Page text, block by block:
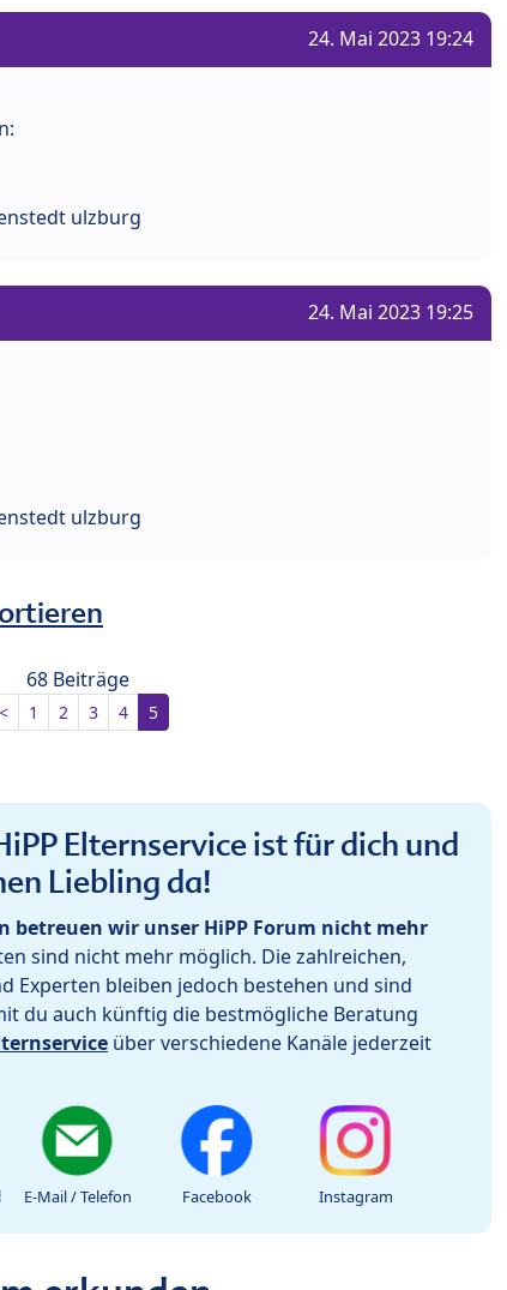
24. Mai 2023 19:24
ulzburg
24. Mai 2023 19:25
ulzburg
68 Beiträge
< 1 2 3 4 5
Elternservice ist für dich und
Liebling da!
betreuen wir unser HiPP Forum nicht mehr
sind nicht mehr möglich. Die zahlreichen,
Experten bleiben jedoch bestehen und sind
du auch künftig die bestmögliche Beratung
über verschiedene Kanäle jederzeit
E-Mail / Telefon Facebook Instagram